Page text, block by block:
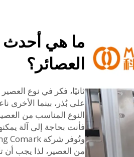
ما هي أحدث
العصائر؟
ثانيًا، فكر في نوع
على بُذر، بينما الأخرى
النوع المناسب من
فأنت بحاجة إلى آلة
من العصير، لذا يجب أن